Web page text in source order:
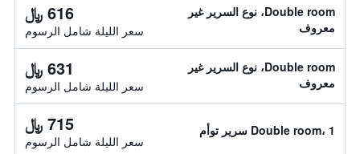
Double room، نوع السرير غير
معروف
616 ﷼
سعر الليلة شامل الرسوم
Double room، نوع السرير غير
معروف
631 ﷼
سعر الليلة شامل الرسوم
Double room، 1 سرير توأم 715 ﷼
سعر الليلة شامل الرسوم